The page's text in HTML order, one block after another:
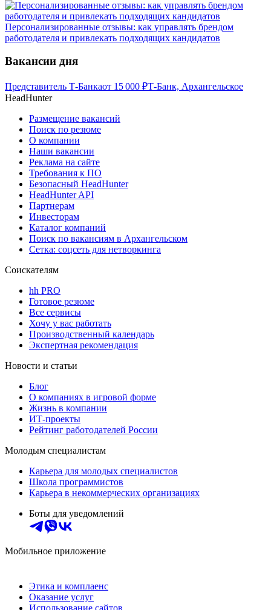
Персонализированные отзывы: как управлять брендом
работодателя и привлекать подходящих кандидатов
Вакансии дня
Представитель Т-Банкаот 15 000 ₽Т-Банк, Архангельское
HeadHunter
Размещение вакансий
Поиск по резюме
О компании
Наши вакансии
Реклама на сайте
Требования к ПО
Безопасный HeadHunter
HeadHunter API
Партнерам
Инвесторам
Каталог компаний
Поиск по вакансиям в Архангельском
Сетка: соцсеть для нетворкинга
Соискателям
hh PRO
Готовое резюме
Все сервисы
Хочу у вас работать
Производственный календарь
Экспертная рекомендация
Новости и статьи
Блог
О компаниях в игровой форме
Жизнь в компании
ИТ-проекты
Рейтинг работодателей России
Молодым специалистам
Карьера для молодых специалистов
Школа программистов
Карьера в некоммерческих организациях
Боты для уведомлений
Мобильное приложение
Этика и комплаенс
Оказание услуг